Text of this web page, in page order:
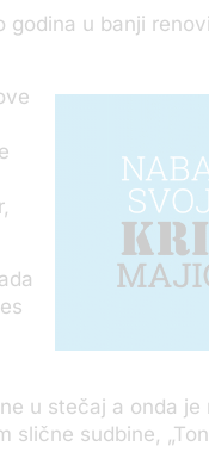
godina u banji
u stečaj a onda je
sudbine,